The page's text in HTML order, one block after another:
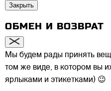
Закрыть
ОБМЕН И ВОЗВРАТ
Мы будем рады принять
том же виде, в котором вы
ярлыками и этикетками) 😉